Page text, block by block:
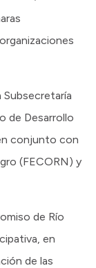
Subsecretaría
de Desarrollo
conjunto con
(FECORN) y
de Río
en
de las